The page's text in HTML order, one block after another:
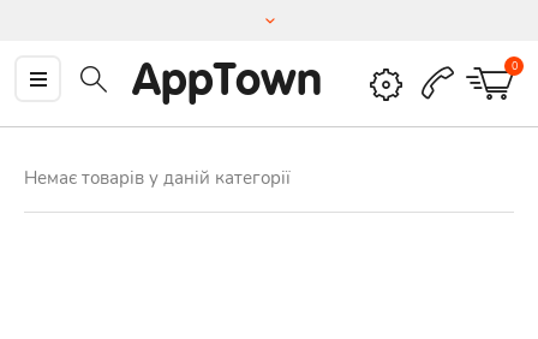
AppTown 0
Немає товарів у даній категорії